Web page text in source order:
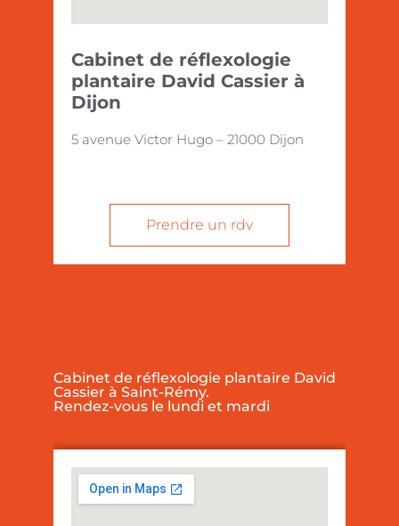
Cabinet de réflexologie
plantaire David Cassier à
Dijon
5 avenue Victor Hugo – 21000 Dijon
Prendre un rdv
Cabinet de réflexologie plantaire David
Cassier à Saint-Rémy.
Rendez-vous le lundi et mardi